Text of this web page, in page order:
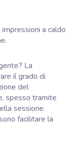
a caldo
La
il grado di
del
spesso tramite
sessione.
facilitare la